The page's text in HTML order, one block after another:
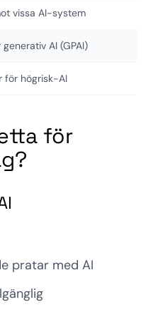
vissa AI-system
generativ AI (GPAI)
för högrisk-AI
för
pratar med AI